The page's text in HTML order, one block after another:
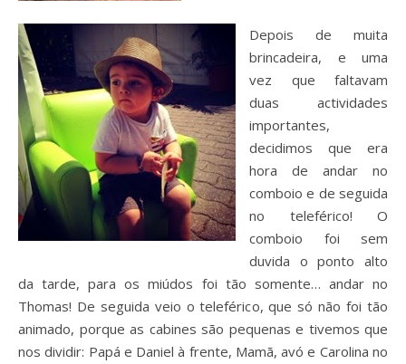
Depois de muita
brincadeira, e uma
vez que faltavam
duas actividades
importantes,
decidimos que era
hora de andar no
comboio e de seguida
no teleférico! O
comboio foi sem
duvida o ponto alto
da tarde, para os miúdos foi tão somente… andar no
Thomas! De seguida veio o teleférico, que só não foi tão
animado, porque as cabines são pequenas e tivemos que
nos dividir: Papá e Daniel à frente, Mamã, avó e Carolina no